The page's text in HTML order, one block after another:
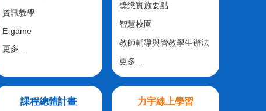
資訊教學
E-game
更多...
獎懲實施要點
智慧校園
教師輔導與管教學生辦法
更多...
課程總體計畫 力宇線上學習